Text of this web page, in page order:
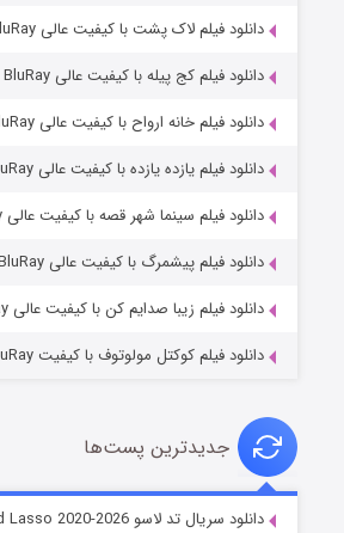
خاندان اژدها فصل ۳
دانلود فیلم لاک پشت با کیفیت عالی BluRay
دانلود فیلم کج‌ پیله با کیفیت عالی BluRay
دانلود فیلم خانه ارواح با کیفیت عالی BluRay
دانلود فیلم یازده یازده با کیفیت عالی BluRay
دانلود فیلم سینما شهر قصه با کیفیت عالی BluRay
دانلود فیلم پیشمرگ با کیفیت عالی BluRay
دانلود فیلم زیبا صدایم کن با کیفیت عالی BluRay
دانلود فیلم کوکتل مولوتوف با کیفیت BluRay
جدیدترین پست‌ها
دانلود سریال تد لاسو Ted Lasso 2020-2026